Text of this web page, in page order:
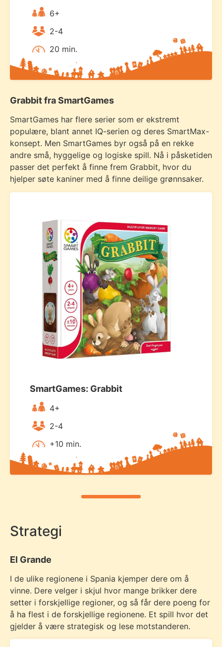
6+
2-4
20 min.
Grabbit fra SmartGames
SmartGames har flere serier som er ekstremt
populære, blant annet IQ-serien og deres SmartMax-
konsept. Men SmartGames byr også på en rekke
andre små, hyggelige og logiske spill. Nå i påsketiden
passer det perfekt å finne frem Grabbit, hvor du
hjelper søte kaniner med å finne deilige grønnsaker.
SmartGames: Grabbit
4+
2-4
+10 min.
Strategi
El Grande
I de ulike regionene i Spania kjemper dere om å
vinne. Dere velger i skjul hvor mange brikker dere
setter i forskjellige regioner, og så får dere poeng for
å ha flest i de forskjellige regionene. Et spill hvor det
gjelder å være strategisk og lese motstanderen.